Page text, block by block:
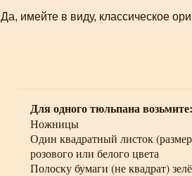
Да, имейте в виду, классическое
Для одного тюльпана возьмите:
Ножницы
Один квадратный листок
розового или белого цвета
Полоску бумаги (не квадрат)